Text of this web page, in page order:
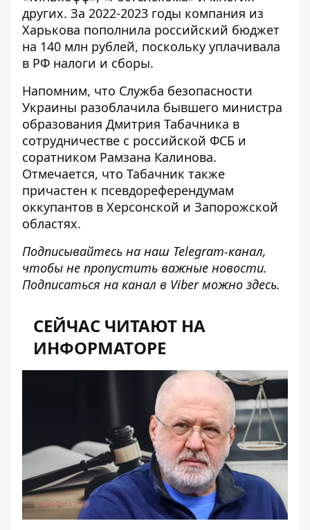
других. За 2022-2023 годы компания из
Харькова пополнила российский бюджет
на 140 млн рублей, поскольку уплачивала
в РФ налоги и сборы.
Напомним, что Служба безопасности
Украины разоблачила бывшего министра
образования Дмитрия Табачника в
сотрудничестве с российской ФСБ и
соратником Рамзана Калинова.
Отмечается, что Табачник также
причастен к псевдореферендумам
оккупантов в Херсонской и Запорожской
областях.
Подписывайтесь на наш Telegram-канал,
чтобы не пропустить важные новости.
Подписаться на канал в Viber можно здесь.
СЕЙЧАС ЧИТАЮТ НА
ИНФОРМАТОРЕ